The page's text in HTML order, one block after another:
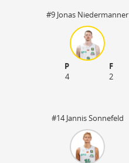
#9 Jonas Niedermanner
P
F
4
2
#14 Jannis Sonnefeld